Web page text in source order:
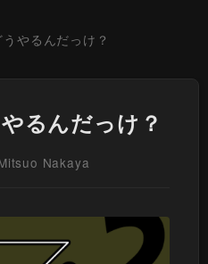
やるんだっけ？
るんだっけ？
Nakaya